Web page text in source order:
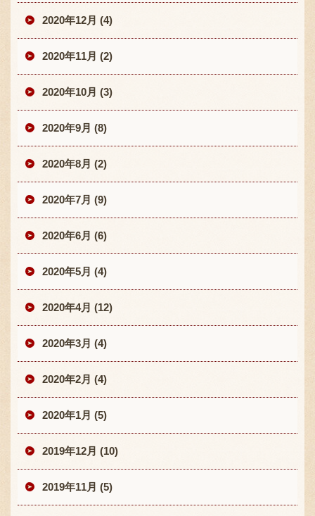
2020年12月 (4)
2020年11月 (2)
2020年10月 (3)
2020年9月 (8)
2020年8月 (2)
2020年7月 (9)
2020年6月 (6)
2020年5月 (4)
2020年4月 (12)
2020年3月 (4)
2020年2月 (4)
2020年1月 (5)
2019年12月 (10)
2019年11月 (5)